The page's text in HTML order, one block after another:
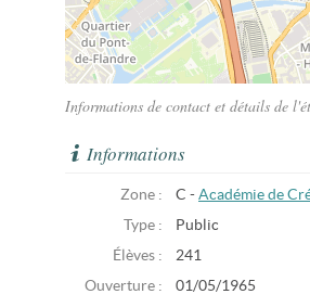
Informations de contact et détails de
Informations
Zone : C - Académie de
Type :
Public
Élèves :
241
Ouverture :
01/05/1965